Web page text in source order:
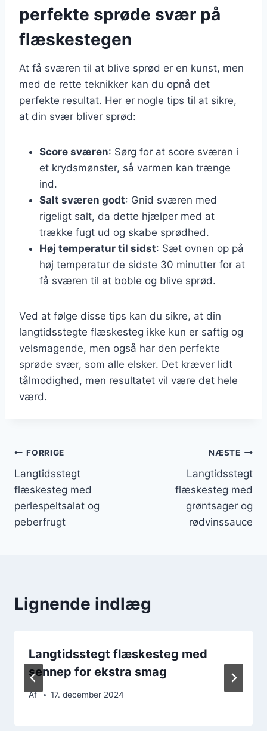
perfekte sprøde svær på
flæskestegen
At få sværen til at blive sprød er en kunst, men
med de rette teknikker kan du opnå det
perfekte resultat. Her er nogle tips til at sikre,
at din svær bliver sprød:
Score sværen: Sørg for at score sværen i
et krydsmønster, så varmen kan trænge
ind.
Salt sværen godt: Gnid sværen med
rigeligt salt, da dette hjælper med at
trække fugt ud og skabe sprødhed.
Høj temperatur til sidst: Sæt ovnen op på
høj temperatur de sidste 30 minutter for at
få sværen til at boble og blive sprød.
Ved at følge disse tips kan du sikre, at din
langtidsstegte flæskesteg ikke kun er saftig og
velsmagende, men også har den perfekte
sprøde svær, som alle elsker. Det kræver lidt
tålmodighed, men resultatet vil være det hele
værd.
Indlægsnavigation
FORRIGE
Langtidsstegt
flæskesteg med
perlespeltsalat og
peberfrugt
NÆSTE
Langtidsstegt
flæskesteg med
grøntsager og
rødvinssauce
Lignende indlæg
Langtidsstegt flæskesteg med
sennep for ekstra smag
Af 17. december 2024